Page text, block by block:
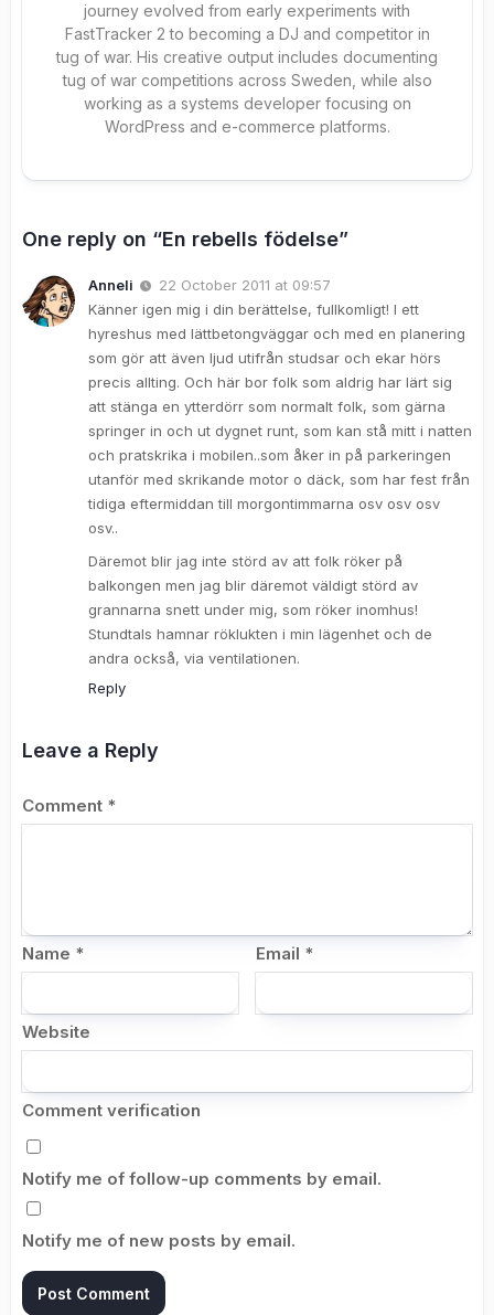
journey evolved from early experiments with
FastTracker 2 to becoming a DJ and competitor in
tug of war. His creative output includes documenting
tug of war competitions across Sweden, while also
working as a systems developer focusing on
WordPress and e-commerce platforms.
One reply on “En rebells födelse”
Anneli
22 October 2011 at 09:57
Känner igen mig i din berättelse, fullkomligt! I ett
hyreshus med lättbetongväggar och med en planering
som gör att även ljud utifrån studsar och ekar hörs
precis allting. Och här bor folk som aldrig har lärt sig
att stänga en ytterdörr som normalt folk, som gärna
springer in och ut dygnet runt, som kan stå mitt i natten
och pratskrika i mobilen..som åker in på parkeringen
utanför med skrikande motor o däck, som har fest från
tidiga eftermiddan till morgontimmarna osv osv osv
osv..
Däremot blir jag inte störd av att folk röker på
balkongen men jag blir däremot väldigt störd av
grannarna snett under mig, som röker inomhus!
Stundtals hamnar röklukten i min lägenhet och de
andra också, via ventilationen.
Reply
Leave a Reply
Comment *
Name * Email *
Website
Comment verification
Notify me of follow-up comments by email.
Notify me of new posts by email.